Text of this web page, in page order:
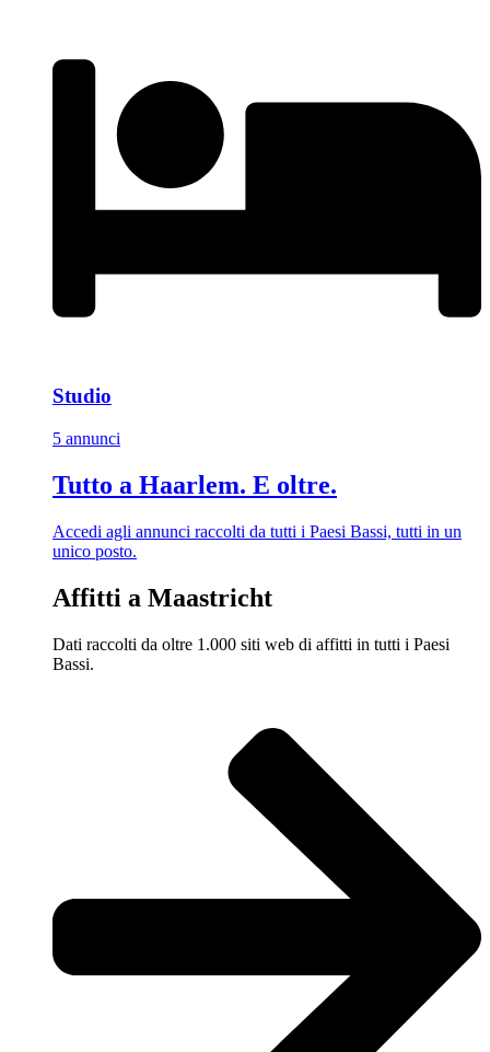
Studio
5 annunci
Tutto a Haarlem. E oltre.
Accedi agli annunci raccolti da tutti i Paesi Bassi, tutti in un
unico posto.
Affitti a Maastricht
Dati raccolti da oltre 1.000 siti web di affitti in tutti i Paesi
Bassi.